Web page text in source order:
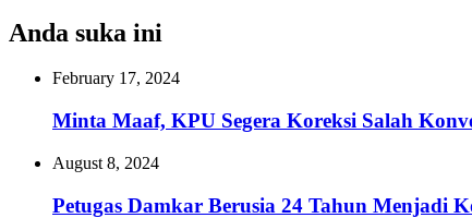
Anda suka ini
February 17, 2024
Minta Maaf, KPU Segera Koreksi Salah
August 8, 2024
Petugas Damkar Berusia 24 Tahun Menjadi